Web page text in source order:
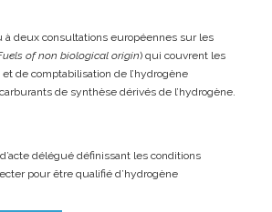
à deux consultations européennes sur les
of non biological origin) qui couvrent les
de comptabilisation de l’hydrogène
de synthèse dérivés de l’hydrogène.
délégué définissant les conditions
pour être qualifié d’hydrogène